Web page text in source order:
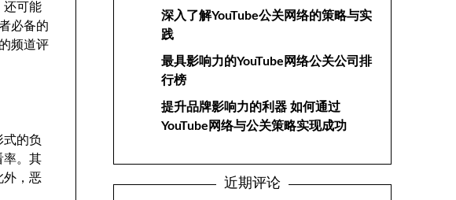
还可能
必备的
频道评
的负
率。其
外，恶
深入了解YouTube公关网络的策略与实
践
最具影响力的YouTube网络公关公司排
行榜
提升品牌影响力的利器 如何通过
YouTube网络与公关策略实现成功
近期评论